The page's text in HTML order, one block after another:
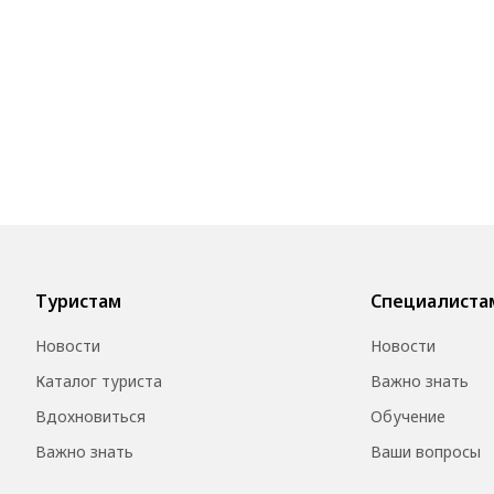
Туристам
Новости
Каталог туриста
Вдохновиться
Важно знать
Новости
Важно знать
Обучение
Ваши вопросы